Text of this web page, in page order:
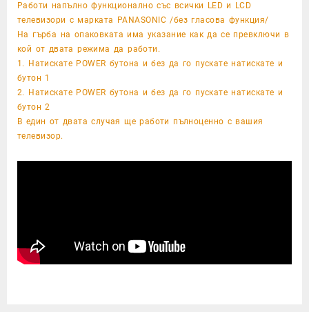
Работи напълно функционално със всички LED и LCD
телевизори с марката PANASONIC /без гласова функция/
На гърба на опаковката има указание как да се превключи в
кой от двата режима да работи.
1. Натискате POWER бутона и без да го пускате натискате и
бутон 1
2. Натискате POWER бутона и без да го пускате натискате и
бутон 2
В един от двата случая ще работи пълноценно с вашия
телевизор.